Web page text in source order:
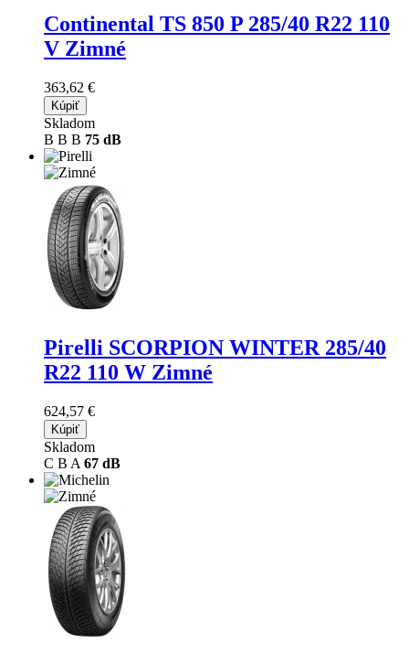
Continental TS 850 P 285/40 R22 110
V Zimné
363,62 €
Kúpiť
Skladom
B B B 75 dB
Pirelli SCORPION WINTER 285/40
R22 110 W Zimné
624,57 €
Kúpiť
Skladom
C B A 67 dB